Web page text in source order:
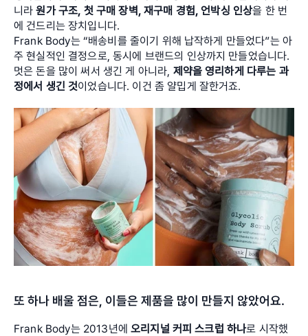
니라 원가 구조, 첫 구매 장벽, 재구매 경험, 언박싱 인상을 한 번
에 건드리는 장치입니다.
Frank Body는 “배송비를 줄이기 위해 납작하게 만들었다”는 아
주 현실적인 결정으로, 동시에 브랜드의 인상까지 만들었습니다.
멋은 돈을 많이 써서 생긴 게 아니라, 제약을 영리하게 다루는 과
정에서 생긴 것이었습니다. 이건 좀 얄밉게 잘한거죠.
또 하나 배울 점은, 이들은 제품을 많이 만들지 않았어요.
Frank Body는 2013년에 오리지널 커피 스크럽 하나로 시작했